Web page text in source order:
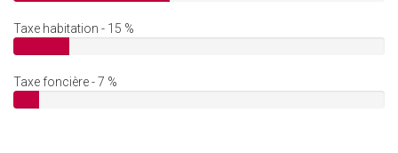
Taxe habitation - 15 %
Taxe foncière - 7 %